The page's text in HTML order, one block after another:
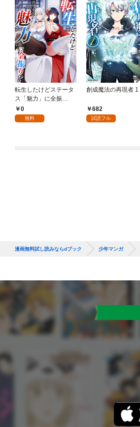
転生したけどステータ
ス「魅力」に全振
り！？(1)
0
無料
創成魔法の再現者 1
682
試読フル
漫画無料試し読みならdブック 少年マンガ